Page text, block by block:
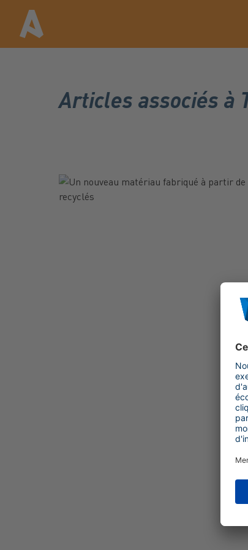
Articles associés à